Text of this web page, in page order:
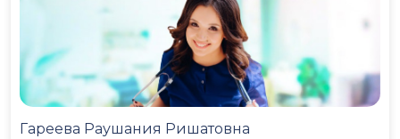
Гареева Раушания Ришатовна